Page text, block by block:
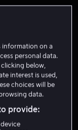
1 t 38 min
information on a
personal data.
below,
interest is used,
choices will be
data.
provide: